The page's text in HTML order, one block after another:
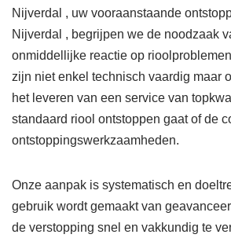
Nijverdal , uw vooraanstaande
Nijverdal , begrijpen we de noodzaak
onmiddellijke reactie op
zijn niet enkel technisch vaardig maar
het leveren van een service van
standaard riool ontstoppen gaat of de
ontstoppingswerkzaamheden.
Onze aanpak is systematisch en
gebruik wordt gemaakt van
de verstopping snel en vakkundig te